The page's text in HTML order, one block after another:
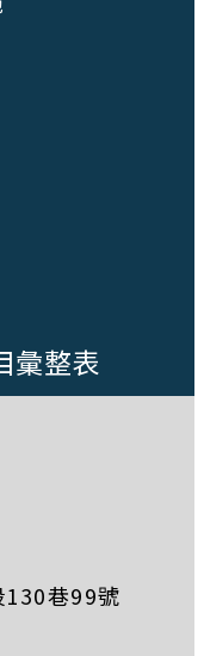
彙整表
巷99號